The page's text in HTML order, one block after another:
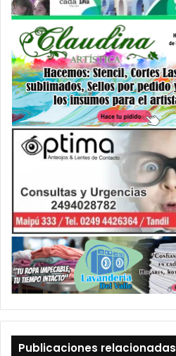
Publicaciones relacionadas